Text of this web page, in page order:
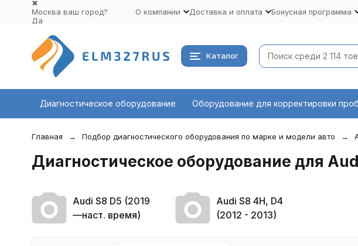
✖
Москва ваш город?
Да
О компании Доставка и оплата Бонусная программа
Каталог
Диагностическое оборудование Оборудование для корректировки
Главная Подбор диагностического оборудования по марке и модели авто
Диагностическое оборудование для
Audi S8 D5 (2019
—наст. время)
Audi S8 4H, D4
(2012 - 2013)